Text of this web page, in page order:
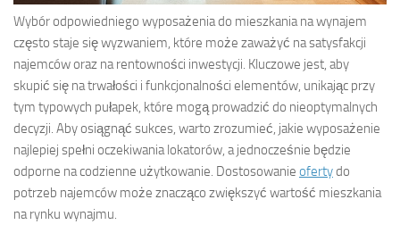
Wybór odpowiedniego wyposażenia do mieszkania na wynajem
często staje się wyzwaniem, które może zaważyć na satysfakcji
najemców oraz na rentowności inwestycji. Kluczowe jest, aby
skupić się na trwałości i funkcjonalności elementów, unikając przy
tym typowych pułapek, które mogą prowadzić do nieoptymalnych
decyzji. Aby osiągnąć sukces, warto zrozumieć, jakie wyposażenie
najlepiej spełni oczekiwania lokatorów, a jednocześnie będzie
odporne na codzienne użytkowanie. Dostosowanie ofertydo
potrzeb najemców może znacząco zwiększyć wartość mieszkania
na rynku wynajmu.